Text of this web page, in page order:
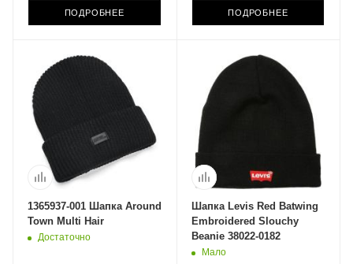
ПОДРОБНЕЕ ПОДРОБНЕЕ
1365937-001 Шапка Around
Town Multi Hair
Достаточно
Шапка Levis Red Batwing
Embroidered Slouchy
Beanie 38022-0182
Мало